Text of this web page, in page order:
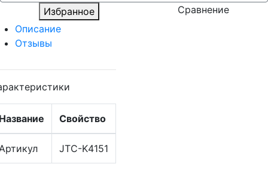
Избранное
Сравнение
Описание
Отзывы
Свойство
JTC-K4151